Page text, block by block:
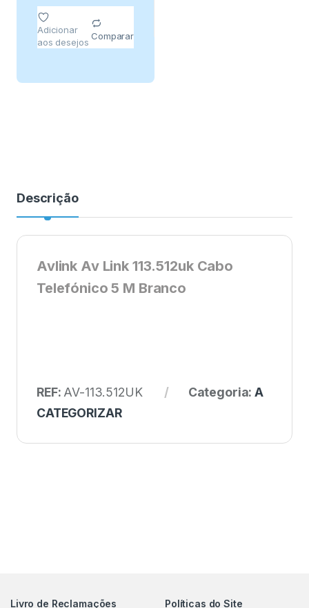
Adicionar
aos desejos
Comparar
Descrição
Avlink Av Link 113.512uk Cabo
Telefónico 5 M Branco
REF: AV-113.512UK Categoria:A
CATEGORIZAR
Livro de Reclamações
Políticas do Site